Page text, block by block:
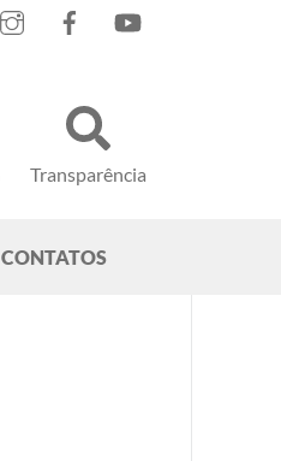
Transparência
CONTATOS